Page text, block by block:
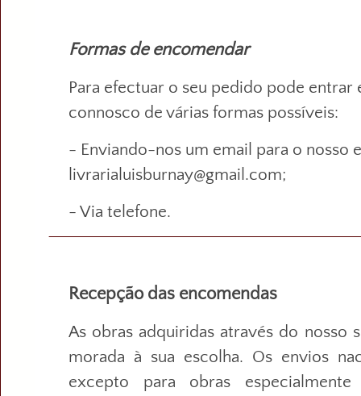
Formas de encomendar
Para efectuar o seu pedido pode entrar
connosco de várias formas possíveis:
- Enviando-nos um email para o nosso
livrarialuisburnay@gmail.com;
- Via telefone.
Recepção das encomendas
As obras adquiridas através do nosso
morada à sua escolha. Os envios
excepto para obras